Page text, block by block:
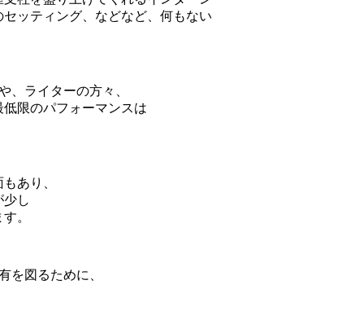
ッティング、などなど、何もない
、ライターの方々、
限のパフォーマンスは
あり、
少し
。
を図るために、